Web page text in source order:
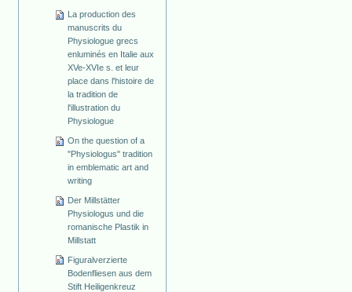
La production des
manuscrits du
Physiologue grecs
enluminés en Italie aux
XVe-XVIe s. et leur
place dans l'histoire de
la tradition de
l'illustration du
Physiologue
On the question of a
"Physiologus" tradition
in emblematic art and
writing
Der Millstätter
Physiologus und die
romanische Plastik in
Millstatt
Figuralverzierte
Bodenfliesen aus dem
Stift Heiligenkreuz